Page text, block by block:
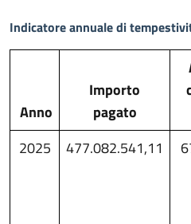
Indicatore annuale di
Anno
Importo
pagato
2025
477.082.541,11